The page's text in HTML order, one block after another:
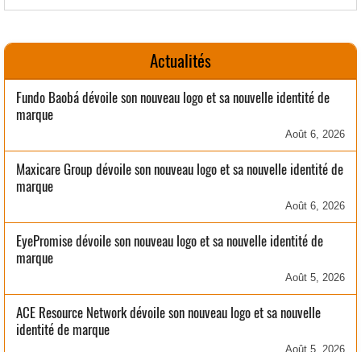
Actualités
Fundo Baobá dévoile son nouveau logo et sa nouvelle identité de
marque
Août 6, 2026
Maxicare Group dévoile son nouveau logo et sa nouvelle identité de
marque
Août 6, 2026
EyePromise dévoile son nouveau logo et sa nouvelle identité de
marque
Août 5, 2026
ACE Resource Network dévoile son nouveau logo et sa nouvelle
identité de marque
Août 5, 2026